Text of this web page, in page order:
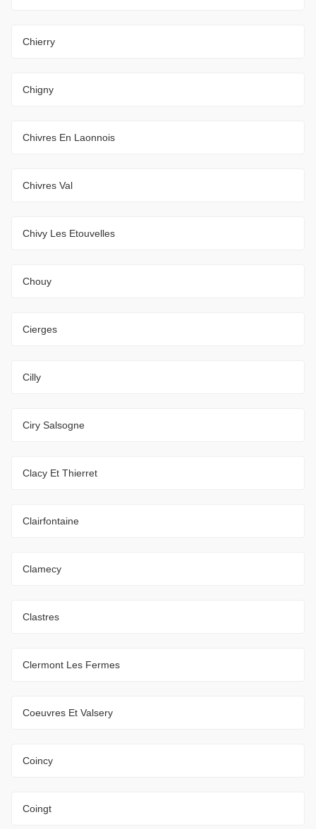
Chierry
Chigny
Chivres En Laonnois
Chivres Val
Chivy Les Etouvelles
Chouy
Cierges
Cilly
Ciry Salsogne
Clacy Et Thierret
Clairfontaine
Clamecy
Clastres
Clermont Les Fermes
Coeuvres Et Valsery
Coincy
Coingt